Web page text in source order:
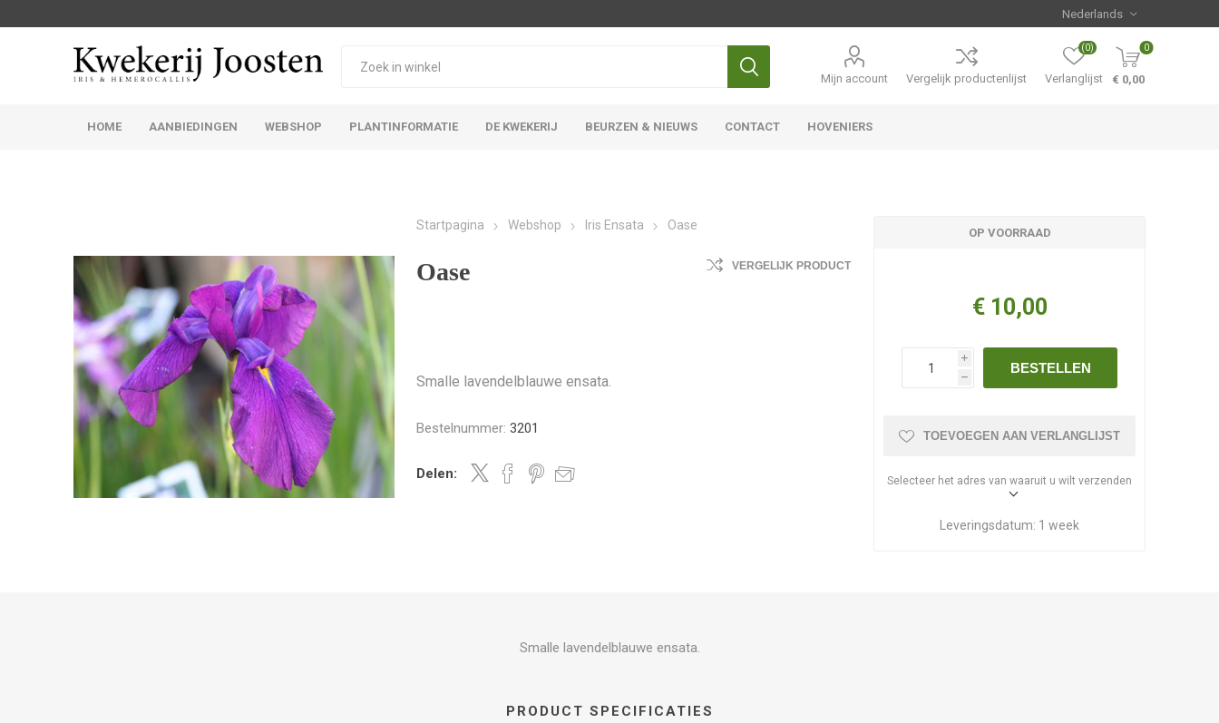
Mijn account Vergelijk productenlijst Verlanglijst
(0) 0
€ 0,00
HOME AANBIEDINGEN WEBSHOP PLANTINFORMATIE DE KWEKERIJ BEURZEN & NIEUWS CONTACT HOVENIERS
Startpagina Webshop Iris Ensata Oase
Oase VERGELIJK PRODUCT
Smalle lavendelblauwe ensata.
Bestelnummer: 3201
Delen:
OP VOORRAAD
€ 10,00
i
h
BESTELLEN
TOEVOEGEN AAN VERLANGLIJST
Selecteer het adres van waaruit u wilt verzenden
Leveringsdatum: 1 week
Smalle lavendelblauwe ensata.
PRODUCT SPECIFICATIES